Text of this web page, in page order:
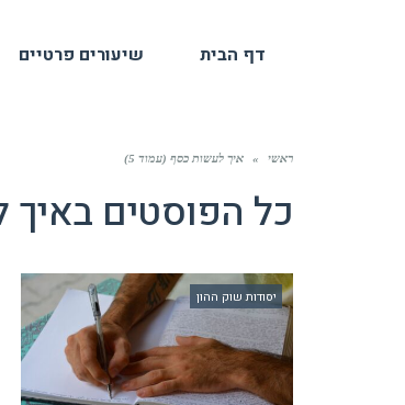
דף הבית שיעורים פרטיים
ראשי » איך לעשות כסף (עמוד 5)
כל הפוסטים ב
יסודות שוק ההון